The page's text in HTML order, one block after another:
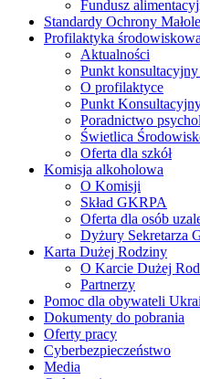
Fundusz
Standardy Ochrony
Profilaktyka środowiskowa
Aktualności
Punkt
O profilaktyce
Punkt
Poradnictwo
Świetlica
Oferta dla szkół
Komisja alkoholowa
O Komisji
Skład GKRPA
Oferta dla osób
Dyżury Sekretarza
Karta Dużej Rodziny
O Karcie Dużej
Partnerzy
Pomoc dla obywateli
Dokumenty do pobrania
Oferty pracy
Cyberbezpieczeństwo
Media